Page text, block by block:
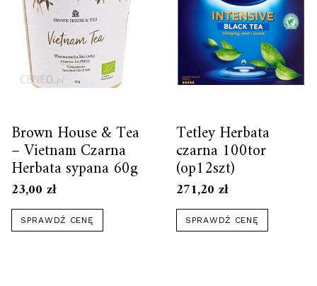
Brown House & Tea
– Vietnam Czarna
Herbata sypana 60g
23,00 zł
SPRAWDŹ CENĘ
Tetley Herbata
czarna 100tor
(op12szt)
271,20 zł
SPRAWDŹ CENĘ